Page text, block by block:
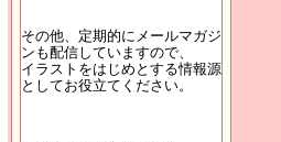
その他、定期的にメールマガジ
ンも配信していますので、
イラストをはじめとする情報源
としてお役立てください。